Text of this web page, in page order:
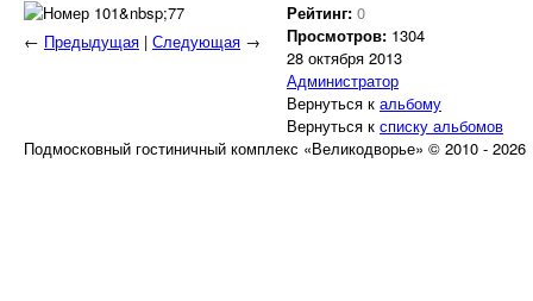
← Предыдущая | Следующая →
Рейтинг: 0
Просмотров: 1304
28 октября 2013
Администратор
Вернуться к альбому
Вернуться к списку альбомов
Подмосковный гостиничный комплекс «Великодворье» © 2010 - 2026